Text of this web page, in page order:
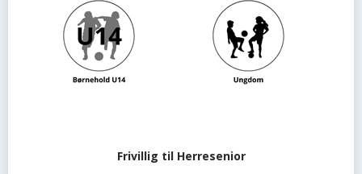
Frivillig til Herresenior